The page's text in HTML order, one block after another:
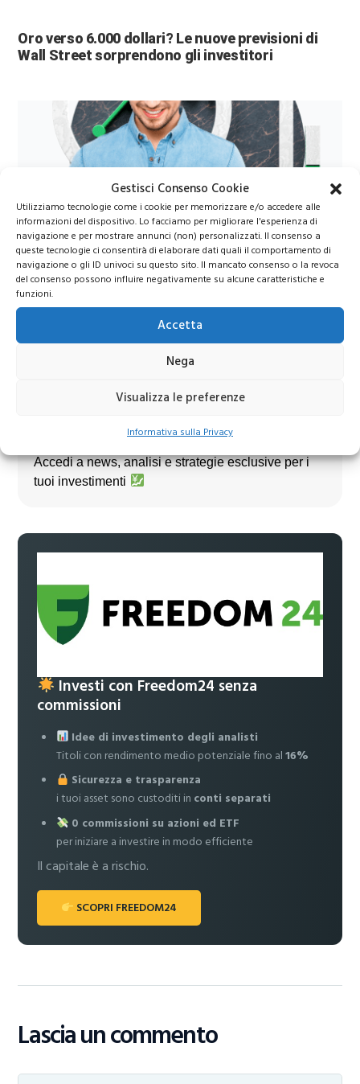
Gestisci Consenso Cookie
Utilizziamo tecnologie come i cookie per memorizzare e/o accedere alle
informazioni del dispositivo. Lo facciamo per migliorare l'esperienza di
navigazione e per mostrare annunci (non) personalizzati. Il consenso a
queste tecnologie ci consentirà di elaborare dati quali il comportamento di
navigazione o gli ID univoci su questo sito. Il mancato consenso o la revoca
del consenso possono influire negativamente su alcune caratteristiche e
funzioni.
Accetta
Nega
Visualizza le preferenze
Informativa sulla Privacy
Oro verso 6.000 dollari? Le nuove previsioni di
Wall Street sorprendono gli investitori
Azioni Bance Europee
Azioni banche europee da mettere nel mirino nei
prossimi mesi
Unisciti al nostro canale Telegram!
Accedi a news, analisi e strategie esclusive per i
tuoi investimenti
Investi con Freedom24 senza
commissioni
Idee di investimento degli analisti
Titoli con rendimento medio potenziale fino al16%
Sicurezza e trasparenza
i tuoi asset sono custoditi in conti separati
0 commissioni su azioni ed ETF
per iniziare a investire in modo efficiente
Il capitale è a rischio.
SCOPRI FREEDOM24
Lascia un commento